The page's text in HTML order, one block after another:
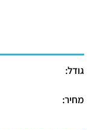
גודל:
מחיר: